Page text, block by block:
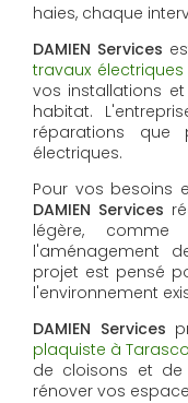
haies, chaque
DAMIEN Services
travaux
vos installations
habitat.
réparations que
électriques.
Pour vos besoins
DAMIEN Services
légère,
l'aménagement
projet est pensé
l'environnement
DAMIEN Services
plaquiste à
de cloisons et de
rénover vos